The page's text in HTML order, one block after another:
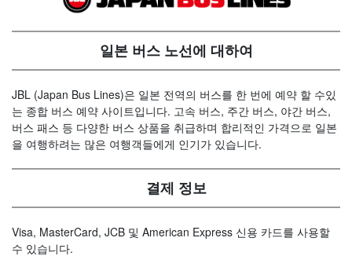
일본 버스 노선에 대하여
JBL (Japan Bus Lines)은 일본 전역의 버스를 한 번에 예약 할 수있
는 종합 버스 예약 사이트입니다. 고속 버스, 주간 버스, 야간 버스,
버스 패스 등 다양한 버스 상품을 취급하며 합리적인 가격으로 일본
을 여행하려는 많은 여행객들에게 인기가 있습니다.
결제 정보
Visa, MasterCard, JCB 및 American Express 신용 카드를 사용할
수 있습니다.